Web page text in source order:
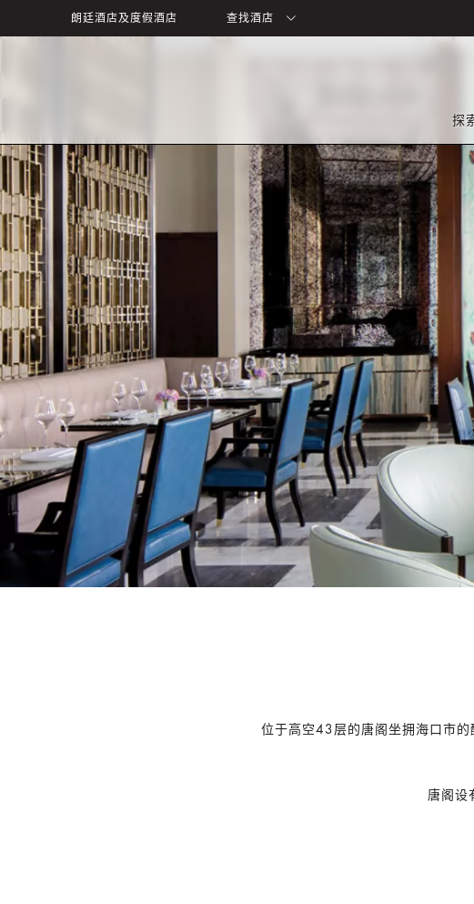
朗廷酒店及度假酒店 查找酒店
探
位于高空43层的唐阁坐拥海口市的
唐阁设